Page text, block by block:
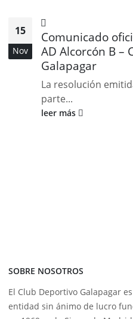
15
Nov
Comunicado
AD Alcorcón B –
Galapagar
La resolución
parte...
leer más
SOBRE NOSOTROS
El Club Deportivo Galapagar
entidad sin ánimo de lucro